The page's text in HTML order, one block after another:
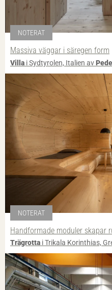
NOTERAT
Massiva väggar i säregen form
Villa i Sydtyrolen, Italien av
NOTERAT
Handformade moduler skapar
Trägrotta i Trikala Korinthias,